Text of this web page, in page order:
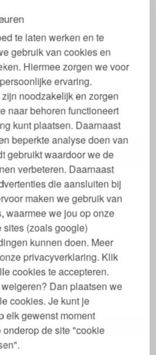
te laten werken en te
gebruik van cookies en
Hiermee zorgen we voor
ervaring.
noodzakelijk en zorgen
naar behoren functioneert
kunt plaatsen. Daarnaast
beperkte analyse doen van
gebruikt waardoor we de
verbeteren. Daarnaast
die aansluiten bij
maken we gebruik van
waarmee we jou op onze
(zoals google)
kunnen doen. Meer
privacyverklaring. Klik
cookies te accepteren.
Dan plaatsen we
cookies. Je kunt je
elk gewenst moment
de site "cookie
voor reden dan ook niet goed is
overmaken naar
ten name van Het EcoBed te
Voordelen